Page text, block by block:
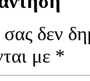
δεν
με *